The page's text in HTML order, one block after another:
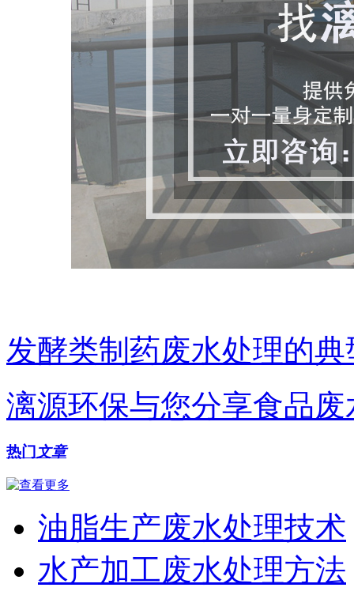
发酵类制药废水处理的
漓源环保与您分享食品
热门 文章
油脂生产废水处理技术
水产加工废水处理方法